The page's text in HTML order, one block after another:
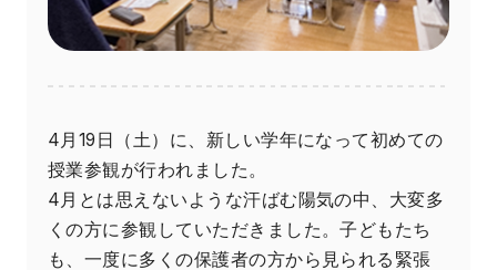
4月19日（土）に、新しい学年になって初めての
授業参観が行われました。
4月とは思えないような汗ばむ陽気の中、大変多
くの方に参観していただきました。子どもたち
も、一度に多くの保護者の方から見られる緊張